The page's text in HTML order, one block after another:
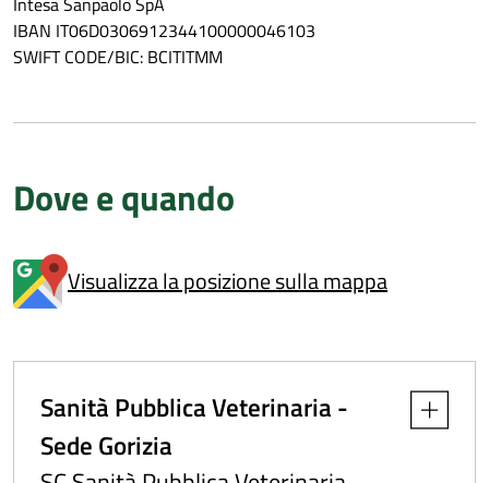
IBAN IT06D0306912344100000046103
SWIFT CODE/BIC: BCITITMM
Dove e quando
Visualizza la posizione sulla mappa
Sanità Pubblica Veterinaria -
Sede Gorizia
Apri